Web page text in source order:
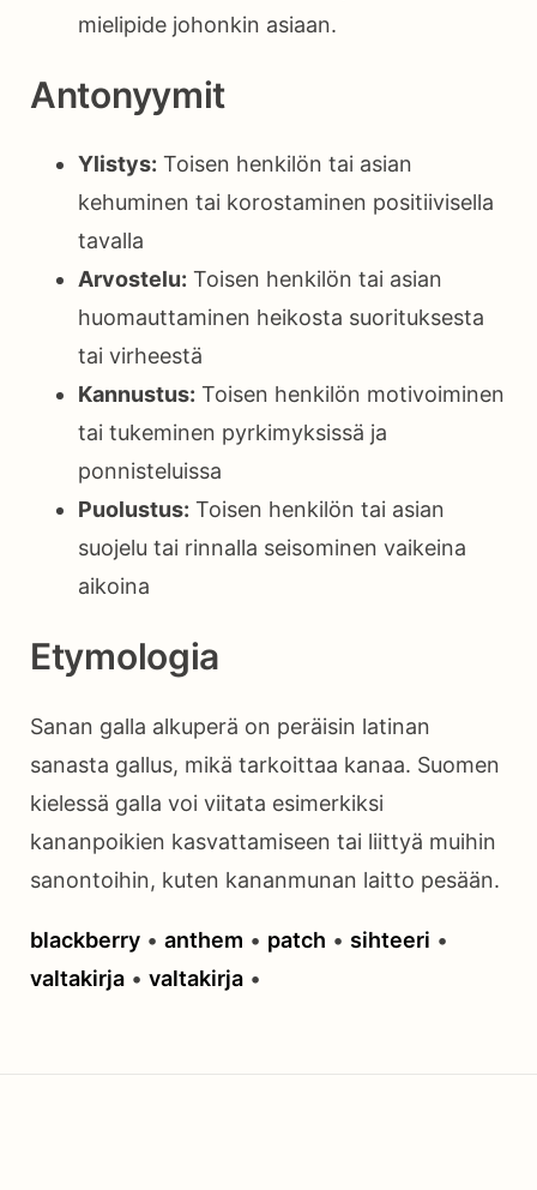
mielipide johonkin asiaan.
Antonyymit
Ylistys: Toisen henkilön tai asian
kehuminen tai korostaminen positiivisella
tavalla
Arvostelu: Toisen henkilön tai asian
huomauttaminen heikosta suorituksesta
tai virheestä
Kannustus: Toisen henkilön motivoiminen
tai tukeminen pyrkimyksissä ja
ponnisteluissa
Puolustus: Toisen henkilön tai asian
suojelu tai rinnalla seisominen vaikeina
aikoina
Etymologia
Sanan galla alkuperä on peräisin latinan
sanasta gallus, mikä tarkoittaa kanaa. Suomen
kielessä galla voi viitata esimerkiksi
kananpoikien kasvattamiseen tai liittyä muihin
sanontoihin, kuten kananmunan laitto pesään.
blackberry • anthem • patch • sihteeri •
valtakirja • valtakirja •